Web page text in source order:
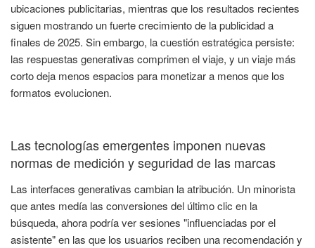
ubicaciones publicitarias, mientras que los resultados recientes
siguen mostrando un fuerte crecimiento de la publicidad a
finales de 2025. Sin embargo, la cuestión estratégica persiste:
las respuestas generativas comprimen el viaje, y un viaje más
corto deja menos espacios para monetizar a menos que los
formatos evolucionen.
Las tecnologías emergentes imponen nuevas
normas de medición y seguridad de las marcas
Las interfaces generativas cambian la atribución. Un minorista
que antes medía las conversiones del último clic en la
búsqueda, ahora podría ver sesiones "influenciadas por el
asistente" en las que los usuarios reciben una recomendación y